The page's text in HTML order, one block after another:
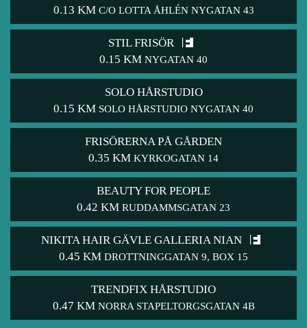
0.13 KM C/O LOTTA ÅHLÉN NYGATAN 43
STIL FRISÖR
0.15 KM NYGATAN 40
SOLO HÅRSTUDIO
0.15 KM SOLO HÅRSTUDIO NYGATAN 40
FRISÖRERNA PÅ GÅRDEN
0.35 KM KYRKOGATAN 14
BEAUTY FOR PEOPLE
0.42 KM RUDDAMMSGATAN 23
NIKITA HAIR GÄVLE GALLERIA NIAN
0.45 KM DROTTNINGGATAN 9, BOX 15
TRENDFIX HÅRSTUDIO
0.47 KM NORRA STAPELTORGSGATAN 4B